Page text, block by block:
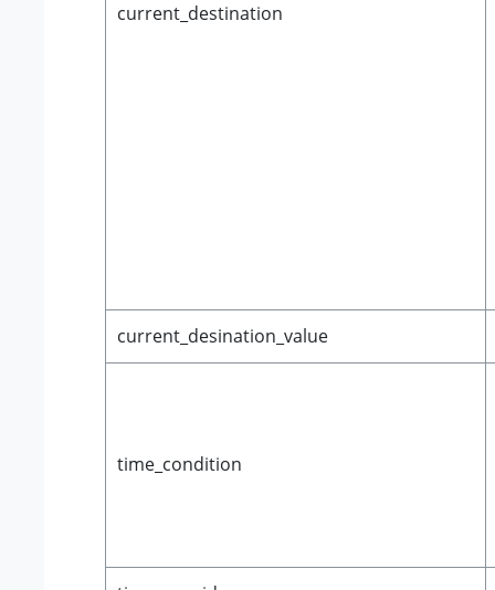
current_destination
current_desination_value
time_condition